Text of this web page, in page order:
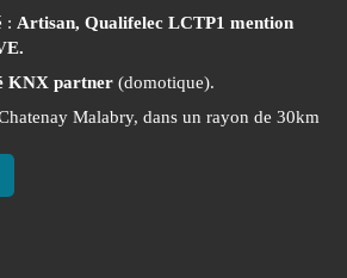
: Artisan, Qualifelec LCTP1 mention
KNX partner (domotique).
Malabry, dans un rayon de 30km